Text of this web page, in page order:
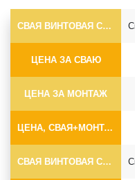
СВАЯ ВИНТОВАЯ САМОРЕЗ Ф73*5.5
ЦЕНА ЗА СВАЮ
ЦЕНА ЗА МОНТАЖ
ЦЕНА, СВАЯ+МОНТАЖ (БЕЗ ОГОЛОВКА)
СВАЯ ВИНТОВАЯ САМОРЕЗ Ф89*6.5